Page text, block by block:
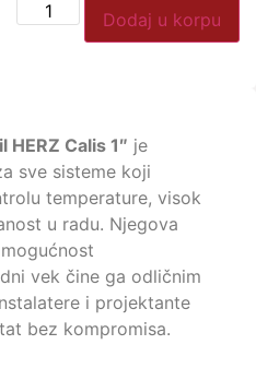
Dodaj u korpu
Calis 1″ je
sve sisteme koji
temperature, visok
u radu. Njegova
vek čine ga odličnim
i projektante
bez kompromisa.